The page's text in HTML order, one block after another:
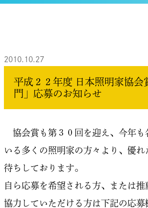
2010.10.27
平成２２年度 日本照明家協会
門」応募のお知らせ
協会賞も第３０回を迎え、今年も
いる多くの照明家の方々より、優
待ちしております。
自ら応募を希望される方、または推
協力していただける方は下記の応募